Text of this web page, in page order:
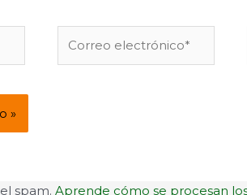
electrónico*
spam. Aprende cómo se procesan